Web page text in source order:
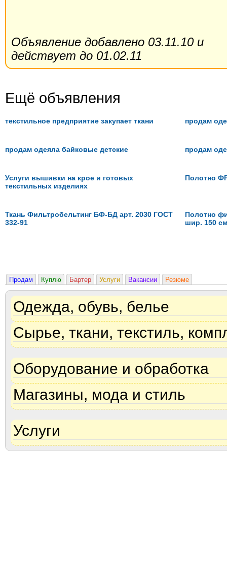
Объявление добавлено 03.11.10 и
действует до 01.02.11
Ещё объявления
текстильное предприятие закупает ткани продам
продам одеяла байковые детские продам
Услуги вышивки на крое и готовых
текстильных изделиях
Полотно
Ткань Фильтробельтинг БФ-БД арт. 2030 ГОСТ
332-91
Полотно
шир. 150 см
Продам Куплю Бартер Услуги Вакансии Резюме
Одежда, обувь, белье
Сырье, ткани, текстиль,
Оборудование и обработка
Магазины, мода и стиль
Услуги